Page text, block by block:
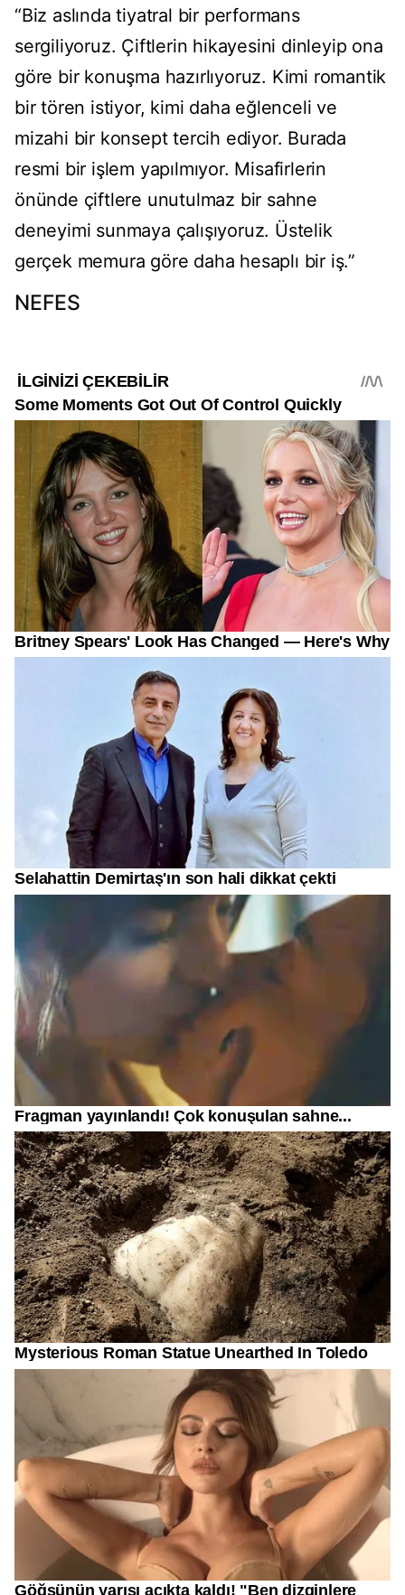
“Biz aslında tiyatral bir performans
sergiliyoruz. Çiftlerin hikayesini dinleyip ona
göre bir konuşma hazırlıyoruz. Kimi romantik
bir tören istiyor, kimi daha eğlenceli ve
mizahi bir konsept tercih ediyor. Burada
resmi bir işlem yapılmıyor. Misafirlerin
önünde çiftlere unutulmaz bir sahne
deneyimi sunmaya çalışıyoruz. Üstelik
gerçek memura göre daha hesaplı bir iş.”
NEFES